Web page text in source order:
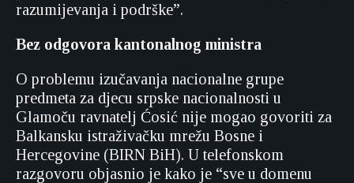
razumijevanja i podrške”.
Bez odgovora kantonalnog ministra
O problemu izučavanja nacionalne grupe
predmeta za djecu srpske nacionalnosti u
Glamoču ravnatelj Ćosić nije mogao govoriti za
Balkansku istraživačku mrežu Bosne i
Hercegovine (BIRN BiH). U telefonskom
razgovoru objasnio je kako je “sve u domenu